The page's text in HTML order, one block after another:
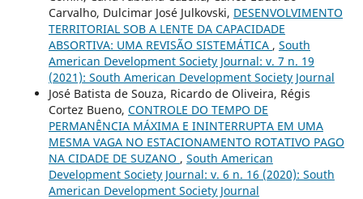
Carvalho, Dulcimar José Julkovski, DESENVOLVIMENTO
TERRITORIAL SOB A LENTE DA CAPACIDADE
ABSORTIVA: UMA REVISÃO SISTEMÁTICA , South
American Development Society Journal: v. 7 n. 19
(2021): South American Development Society Journal
José Batista de Souza, Ricardo de Oliveira, Régis
Cortez Bueno, CONTROLE DO TEMPO DE
PERMANÊNCIA MÁXIMA E ININTERRUPTA EM UMA
MESMA VAGA NO ESTACIONAMENTO ROTATIVO PAGO
NA CIDADE DE SUZANO , South American
Development Society Journal: v. 6 n. 16 (2020): South
American Development Society Journal